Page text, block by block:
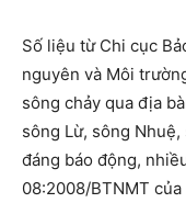
Số liệu từ Chi cục
nguyên và Môi
sông chảy qua địa
sông Lừ, sông
đáng báo động,
08:2008/BTNMT